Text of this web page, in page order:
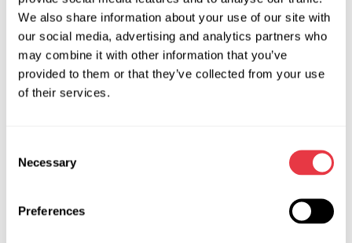
We also share information about your use of our site with
our social media, advertising and analytics partners who
may combine it with other information that you’ve
provided to them or that they’ve collected from your use
of their services.
Selection
Necessary
Preferences
MS-39008 (208-F) - CABLE PARA EL DIAGNÓSTICO
DE LOS DISPOSITIVOS DE DIRECCIÓN CON
FLEXRAY
Cable para el diagnóstico de la dirección con
FLEXRAY.
Cable para el diagnóstico de las cremalleras de dirección
AMG GT (X290) 2018-2021 C-CLASS (W205) 2016-